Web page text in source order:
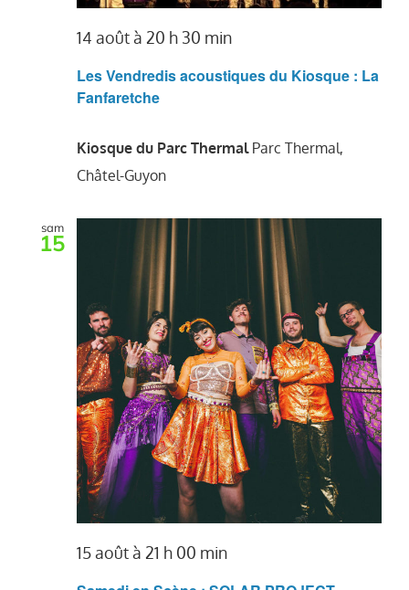
Les Vendredis acoustiques du Kiosque : La
Fanfaretche
14 août à 20 h 30 min
Kiosque du Parc Thermal Parc Thermal,
Châtel-Guyon
sam
15
15 août à 21 h 00 min